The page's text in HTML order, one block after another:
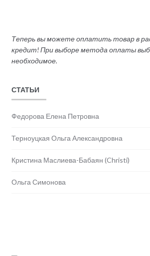
Теперь вы можете оплатить товар в
кредит! При выборе метода оплаты
необходимое.
СТАТЬИ
Федорова Елена Петровна
Терноуцкая Ольга Александровна
Кристина Маслиева-Бабаян (Christi)
Ольга Симонова